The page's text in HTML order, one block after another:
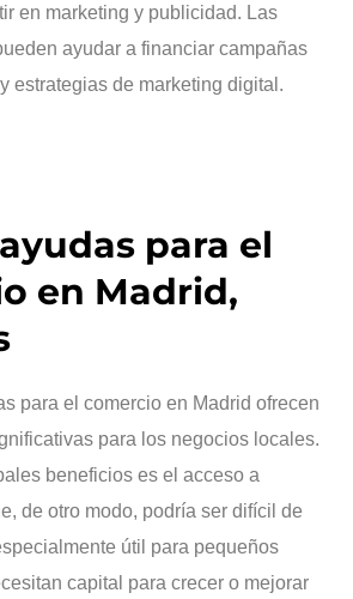
en marketing y publicidad. Las
ayudar a financiar campañas
estrategias de marketing digital.
para el
en Madrid,
para el comercio en Madrid ofrecen
para los negocios locales.
beneficios es el acceso a
de otro modo, podría ser difícil de
útil para pequeños
capital para crecer o mejorar